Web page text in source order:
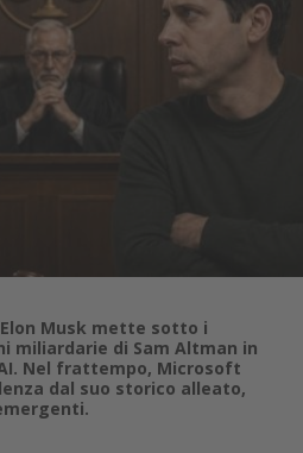
Musk mette sotto i
miliardarie di Sam Altman in
Nel frattempo, Microsoft
dal suo storico alleato,